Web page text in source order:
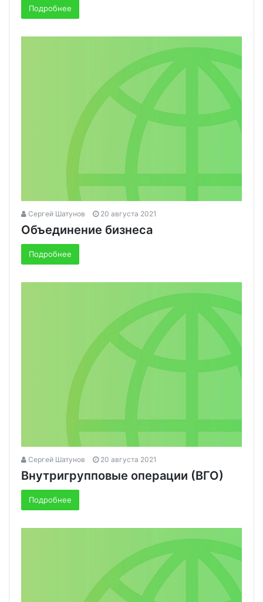
Подробнее
Сергей Шатунов 20 августа 2021
Объединение бизнеса
Подробнее
Сергей Шатунов 20 августа 2021
Внутригрупповые операции (ВГО)
Подробнее